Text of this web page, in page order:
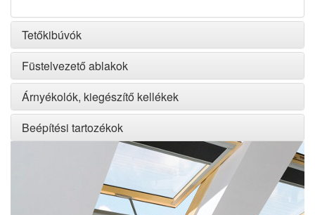
Tetőkibúvók
Füstelvezető ablakok
Árnyékolók, kiegészítő kellékek
Beépítési tartozékok